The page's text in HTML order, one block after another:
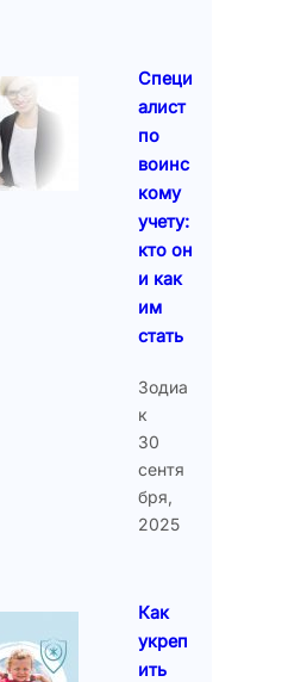
Специ
алист
по
воинс
кому
учету:
кто он
и как
им
стать
Зодиа
к
30
сентя
бря,
2025
Как
укреп
ить